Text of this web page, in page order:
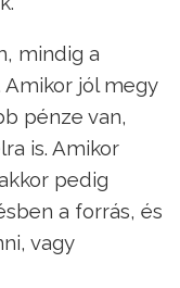
mindig a
jól megy
pénze van,
is. Amikor
pedig
a forrás, és
vagy